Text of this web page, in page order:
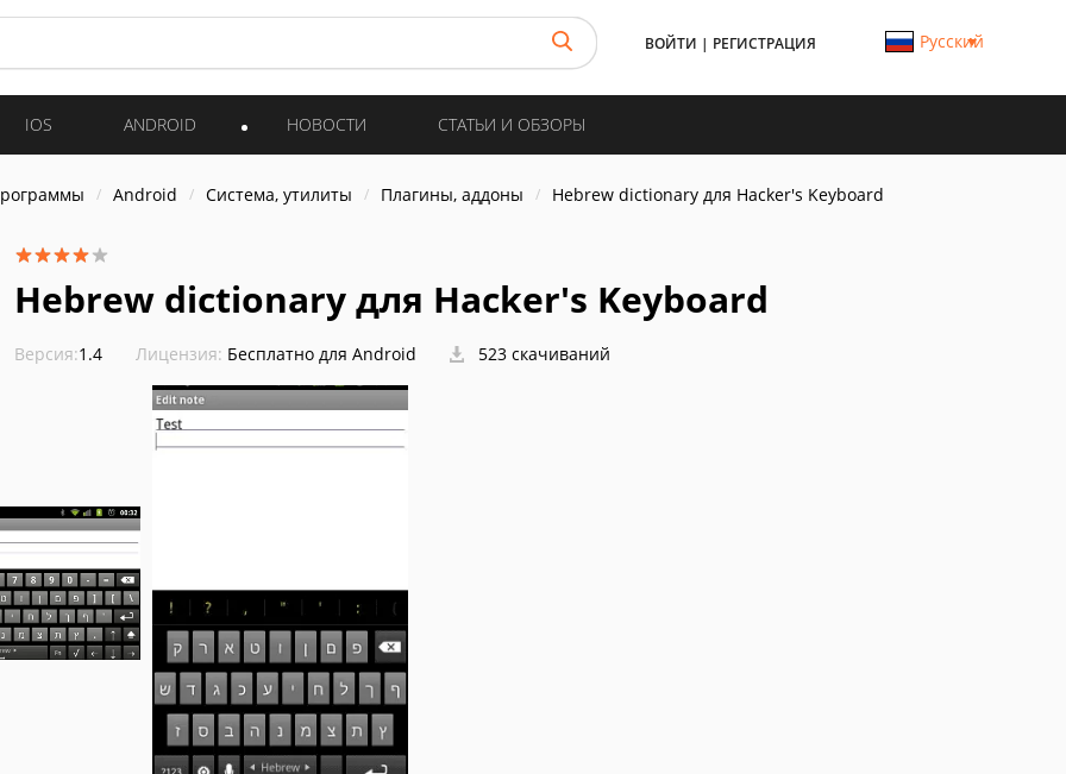
ВОЙТИ | РЕГИСТРАЦИЯ Русский
IOS ANDROID НОВОСТИ СТАТЬИ И ОБЗОРЫ
Android Система, утилиты Плагины, аддоны Hebrew dictionary для Hacker's Keyboard
Hebrew dictionary для Hacker's Keyboard
Версия:1.4 Лицензия: Бесплатно для Android 523 скачиваний